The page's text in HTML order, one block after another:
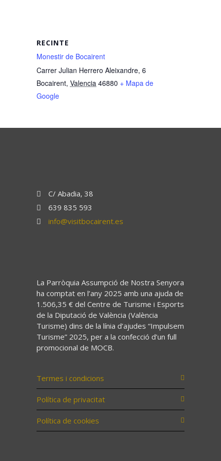
RECINTE
Monestir de Bocairent
Carrer Julian Herrero Aleixandre, 6
Bocairent, Valencia 46880 + Mapa de
Google
C/ Abadia, 38
639 835 593
info@visitbocairent.es
La Parròquia Assumpció de Nostra Senyora
ha comptat en l’any 2025 amb una ajuda de
1.506,35 € del Centre de Turisme i Esports
de la Diputació de València (València
Turisme) dins de la línia d’ajudes “Impulsem
Turisme” 2025, per a la confecció d’un full
promocional de MOCB.
Termes i condicions
Política de privacitat
Política de cookies